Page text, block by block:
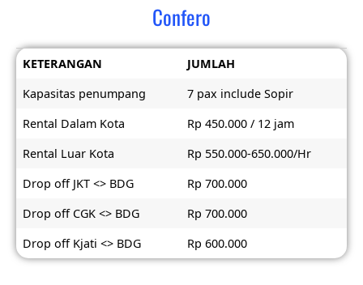
Confero
KETERANGAN
JUMLAH
Kapasitas penumpang
7 pax include Sopir
Rental Dalam Kota
Rp 450.000 / 12 jam
Rental Luar Kota
Rp 550.000-650.000/Hr
Drop off JKT <> BDG
Rp 700.000
Drop off CGK <> BDG
Rp 700.000
Drop off Kjati <> BDG
Rp 600.000